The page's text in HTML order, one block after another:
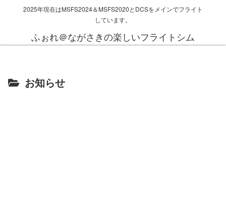
2025年現在はMSFS2024＆MSFS2020とDCSをメインでフライト
しています。
ふぉれ＠ながさきの楽しいフライトシム
お知らせ